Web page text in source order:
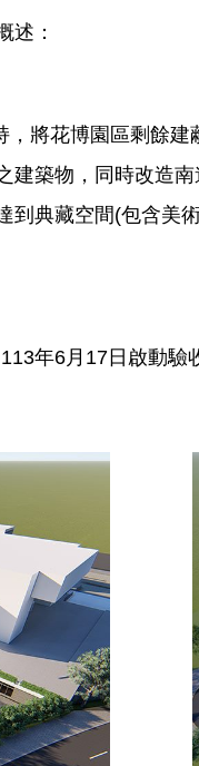
述：
將花博園區剩餘
築物，同時改造
典藏空間(包含
年6月17日啟動驗